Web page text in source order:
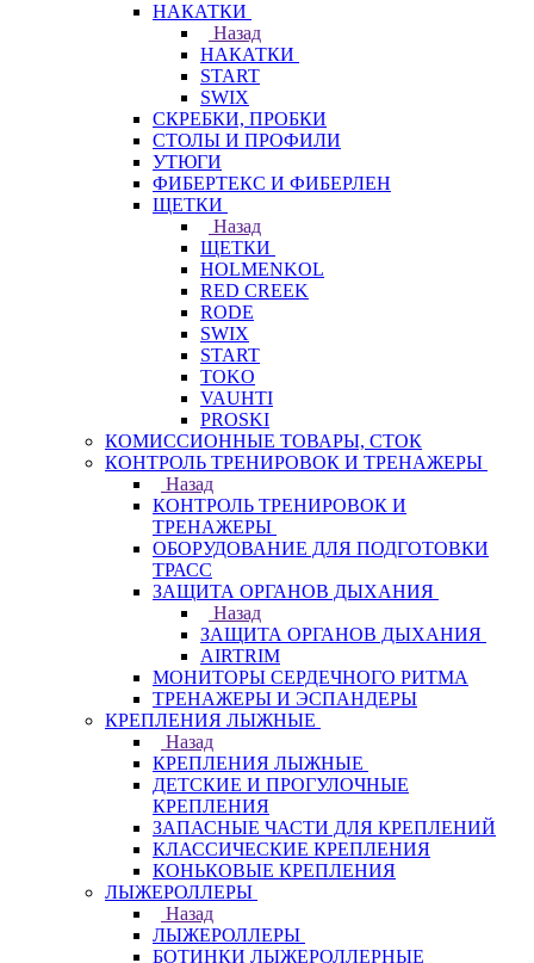
НАКАТКИ
Назад
НАКАТКИ
START
SWIX
СКРЕБКИ, ПРОБКИ
СТОЛЫ И ПРОФИЛИ
УТЮГИ
ФИБЕРТЕКС И ФИБЕРЛЕН
ЩЕТКИ
Назад
ЩЕТКИ
HOLMENKOL
RED CREEK
RODE
SWIX
START
TOKO
VAUHTI
PROSKI
КОМИССИОННЫЕ ТОВАРЫ, СТОК
КОНТРОЛЬ ТРЕНИРОВОК И ТРЕНАЖЕРЫ
Назад
КОНТРОЛЬ ТРЕНИРОВОК И
ТРЕНАЖЕРЫ
ОБОРУДОВАНИЕ ДЛЯ ПОДГОТОВКИ
ТРАСС
ЗАЩИТА ОРГАНОВ ДЫХАНИЯ
Назад
ЗАЩИТА ОРГАНОВ ДЫХАНИЯ
AIRTRIM
МОНИТОРЫ СЕРДЕЧНОГО РИТМА
ТРЕНАЖЕРЫ И ЭСПАНДЕРЫ
КРЕПЛЕНИЯ ЛЫЖНЫЕ
Назад
КРЕПЛЕНИЯ ЛЫЖНЫЕ
ДЕТСКИЕ И ПРОГУЛОЧНЫЕ
КРЕПЛЕНИЯ
ЗАПАСНЫЕ ЧАСТИ ДЛЯ КРЕПЛЕНИЙ
КЛАССИЧЕСКИЕ КРЕПЛЕНИЯ
КОНЬКОВЫЕ КРЕПЛЕНИЯ
ЛЫЖЕРОЛЛЕРЫ
Назад
ЛЫЖЕРОЛЛЕРЫ
БОТИНКИ ЛЫЖЕРОЛЛЕРНЫЕ